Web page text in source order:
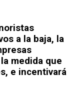
a la baja, la
medida que
e incentivará